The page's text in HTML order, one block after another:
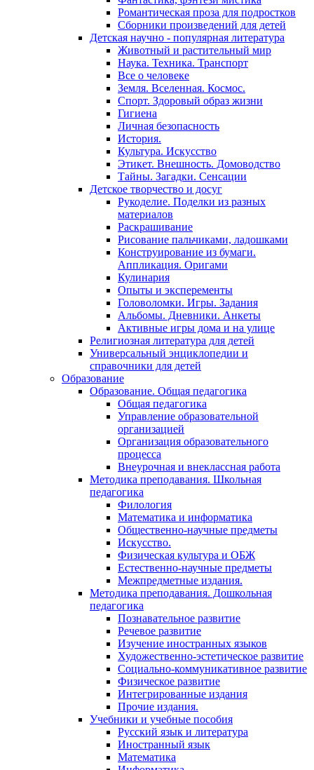
Романтическая проза для подростков
Сборники произведений для детей
Детская научно - популярная литература
Животный и растительный мир
Наука. Техника. Транспорт
Все о человеке
Земля. Вселенная. Космос.
Спорт. Здоровый образ жизни
Гигиена
Личная безопасность
История.
Культура. Искусство
Этикет. Внешность. Домоводство
Тайны. Загадки. Сенсации
Детское творчество и досуг
Рукоделие. Поделки из разных
материалов
Раскрашивание
Рисование пальчиками, ладошками
Конструирование из бумаги.
Аппликация. Оригами
Кулинария
Опыты и эксперементы
Головоломки. Игры. Задания
Альбомы. Дневники. Анкеты
Активные игры дома и на улице
Религиозная литература для детей
Универсальный энциклопедии и
справочники для детей
Образование
Образование. Общая педагогика
Общая педагогика
Управление образовательной
организацией
Организация образовательного
процесса
Внеурочная и внеклассная работа
Методика преподавания. Школьная
педагогика
Филология
Математика и информатика
Общественно-научные предметы
Искусство.
Физическая культура и ОБЖ
Естественно-научные предметы
Межпредметные издания.
Методика преподавания. Дошкольная
педагогика
Познавательное развитие
Речевое развитие
Изучение иностранных языков
Художественно-эстетическое развитие
Социально-коммуникативное развитие
Физическое развитие
Интегрированные издания
Прочие издания.
Учебники и учебные пособия
Русский язык и литература
Иностранный язык
Математика